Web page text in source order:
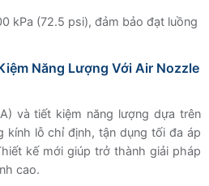
kPa (72.5 psi), đảm bảo đạt luồng
Năng Lượng Với Air Nozzle
và tiết kiệm năng lượng dựa trên
lỗ chỉ định, tận dụng tối đa áp
kế mới giúp trở thành giải pháp
cao.